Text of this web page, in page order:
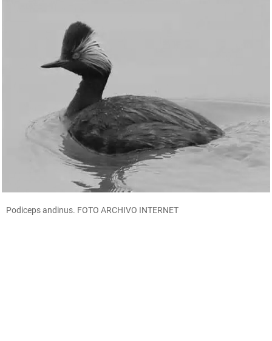
Podiceps andinus. FOTO ARCHIVO INTERNET